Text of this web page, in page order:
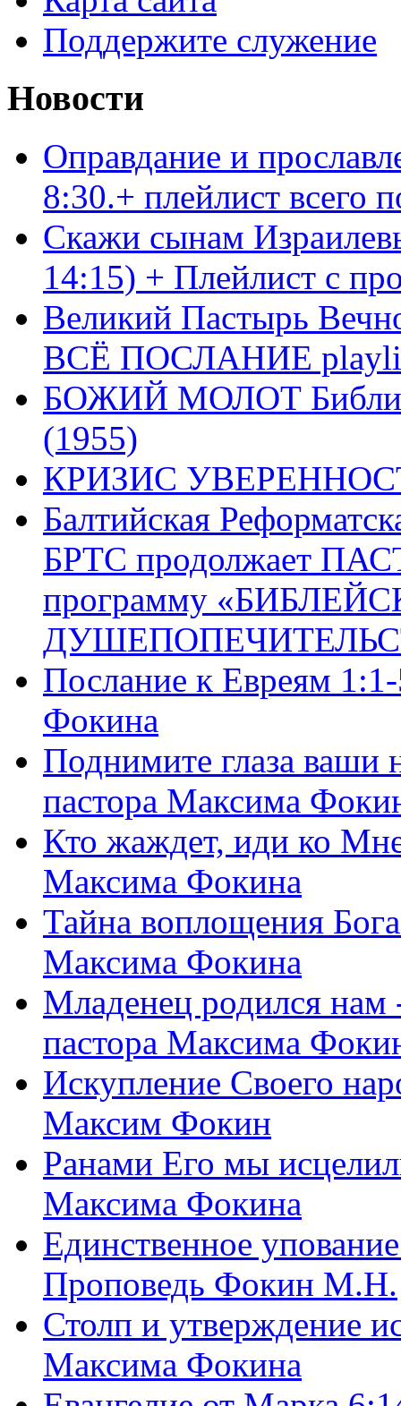
Поддержите служение
Новости
Оправдание и
8:30.+ плейлист
Скажи сынам
14:15) + Плейлист с
Великий Пастырь
ВСЁ ПОСЛАНИЕ
БОЖИЙ МОЛОТ Библия
(1955)
КРИЗИС
Балтийская
БРТС продолжает
программу
Послание к Евреям
Фокина
Поднимите глаза ваши
пастора Максима
Кто жаждет, иди ко
Максима Фокина
Тайна воплощения
Максима Фокина
Младенец родился
пастора Максима
Искупление Своего
Максим Фокин
Ранами Его мы
Максима Фокина
Единственное
Проповедь Фокин М.Н.
Столп и утверждение
Максима Фокина